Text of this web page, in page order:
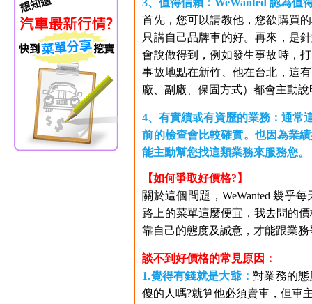
3、值得信賴：WeWanted 認為值
首先，您可以請教他，您欲購買
只講自己品牌車的好。再來，是
會說做得到，例如發生事故時，
事故地點在新竹、他在台北，這
廠、副廠、保固方式）都會主動
4、有實績或有資歷的業務：通常
前的檢查會比較確實。也因為業
能主動幫您找這類業務來服務您。
【如何爭取好價格?】
關於這個問題，WeWanted 幾乎
路上的菜單這麼便宜，我去問的
靠自己的態度及誠意，才能跟業
談不到好價格的常見原因：
1.覺得有錢就是大爺：對業務的
傻的人嗎?就算他必須賣車，但車